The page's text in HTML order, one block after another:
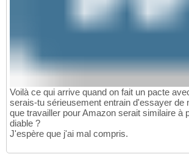
Voilà ce qui arrive quand on fait un pacte
serais-tu sérieusement entrain d'essayer de
que travailler pour Amazon serait similaire à
diable ?
J'espère que j'ai mal compris.